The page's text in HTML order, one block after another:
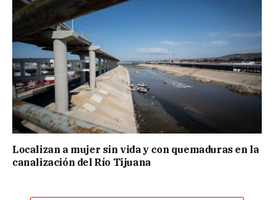
Localizan a mujer sin vida y con quemaduras en la
canalización del Río Tijuana